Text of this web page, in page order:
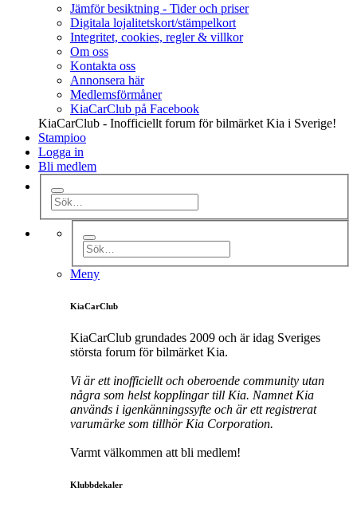
Jämför besiktning - Tider och priser
Digitala lojalitetskort/stämpelkort
Integritet, cookies, regler & villkor
Om oss
Kontakta oss
Annonsera här
Medlemsförmåner
KiaCarClub på Facebook
KiaCarClub - Inofficiellt forum för bilmärket Kia i Sverige!
Stampioo
Logga in
Bli medlem
Meny
KiaCarClub
KiaCarClub grundades 2009 och är idag Sveriges
största forum för bilmärket Kia.
Vi är ett inofficiellt och oberoende community utan
några som helst kopplingar till Kia. Namnet Kia
används i igenkänningssyfte och är ett registrerat
varumärke som tillhör Kia Corporation.
Varmt välkommen att bli medlem!
Klubbdekaler